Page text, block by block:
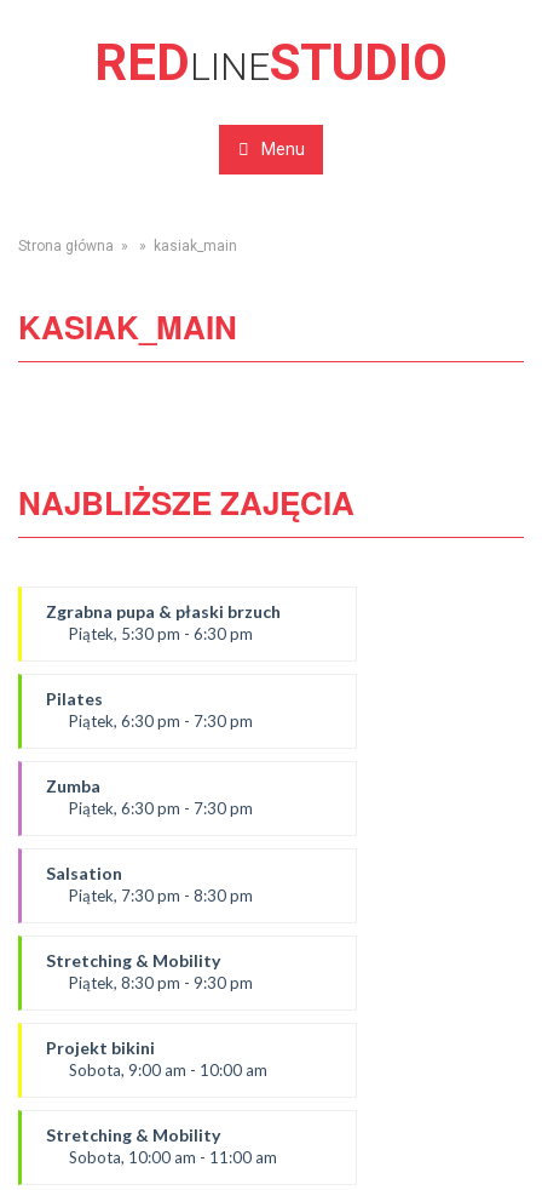
REDLINESTUDIO
Menu
Strona główna » » kasiak_main
KASIAK_MAIN
NAJBLIŻSZE ZAJĘCIA
Zgrabna pupa & płaski brzuch
Piątek, 5:30 pm - 6:30 pm
Ola
SALA 1
Pilates
Piątek, 6:30 pm - 7:30 pm
Paulina
*Zajęcia dla dorosłych i dzieci
Zumba
Piątek, 6:30 pm - 7:30 pm
Kasia K.
*Zajęcia dla dorosłych i dzieci
Salsation
Piątek, 7:30 pm - 8:30 pm
Rafał
SALA 1
Stretching & Mobility
Piątek, 8:30 pm - 9:30 pm
Rafał
*Zajęcia dla dorosłych i dzieci
Projekt bikini
Sobota, 9:00 am - 10:00 am
Ola C.
* Zajęcia dla dorosłych i dzieci
Stretching & Mobility
Sobota, 10:00 am - 11:00 am